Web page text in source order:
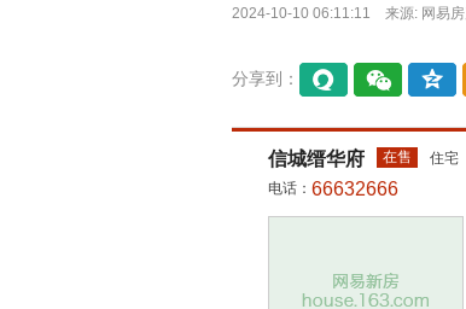
2024-10-10 06:11:11 来源: 网易
分享到：
间
信城缙华府 在售
住宅
电话： 66632666